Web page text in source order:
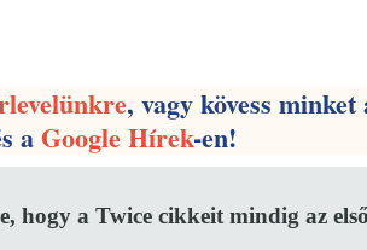
, vagy kövess minket
aGoogle Hírek-en!
hogy a Twice cikkeit mindig az